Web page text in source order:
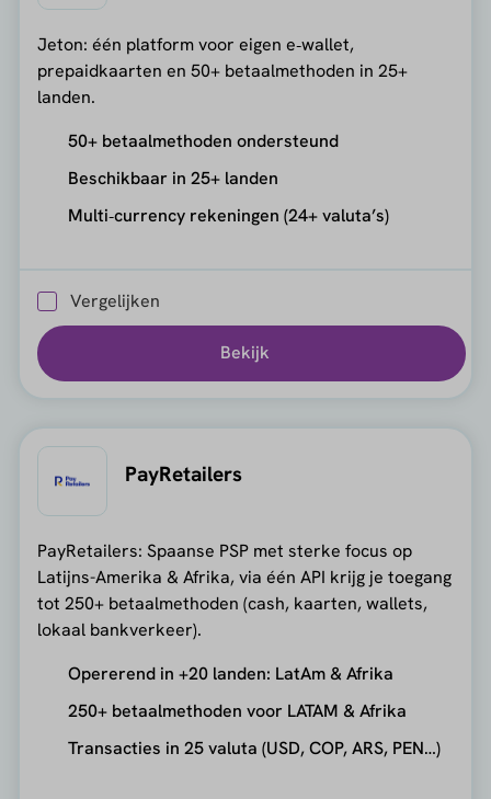
Jeton: één platform voor eigen e‑wallet,
prepaidkaarten en 50+ betaalmethoden in 25+
landen.
50+ betaalmethoden ondersteund
Beschikbaar in 25+ landen
Multi‑currency rekeningen (24+ valuta’s)
Vergelijken
Bekijk
PayRetailers
PayRetailers: Spaanse PSP met sterke focus op
Latijns-Amerika & Afrika, via één API krijg je toegang
tot 250+ betaalmethoden (cash, kaarten, wallets,
lokaal bankverkeer).
Opererend in +20 landen: LatAm & Afrika
250+ betaalmethoden voor LATAM & Afrika
Transacties in 25 valuta (USD, COP, ARS, PEN…)